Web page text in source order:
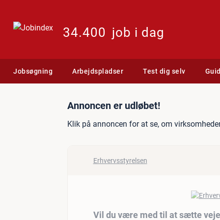
34.400 job i dag
Jobsøgning Arbejdspladser Test dig selv
Jobannonce: Vil du
Annoncen er udløbet!
Klik på annoncen for at se, om
Erhvervsstyrelsen
Vil du være med til at sætte